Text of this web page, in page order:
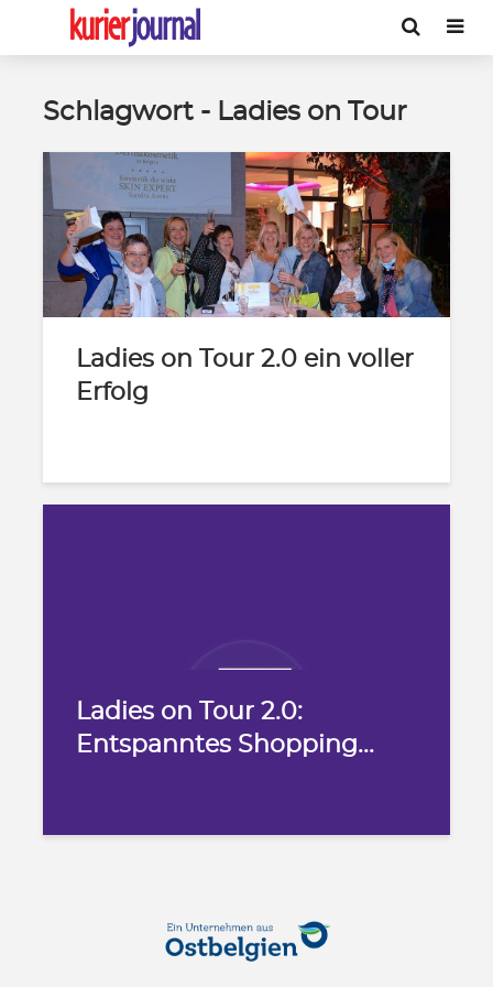
Schlagwort - Ladies on Tour
Ladies on Tour 2.0 ein voller
Erfolg
Ladies on Tour 2.0:
Entspanntes Shopping...